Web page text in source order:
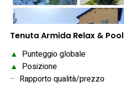
Tenuta Armida Relax & Pool
▲ Punteggio globale
▲ Posizione
– Rapporto qualità/prezzo